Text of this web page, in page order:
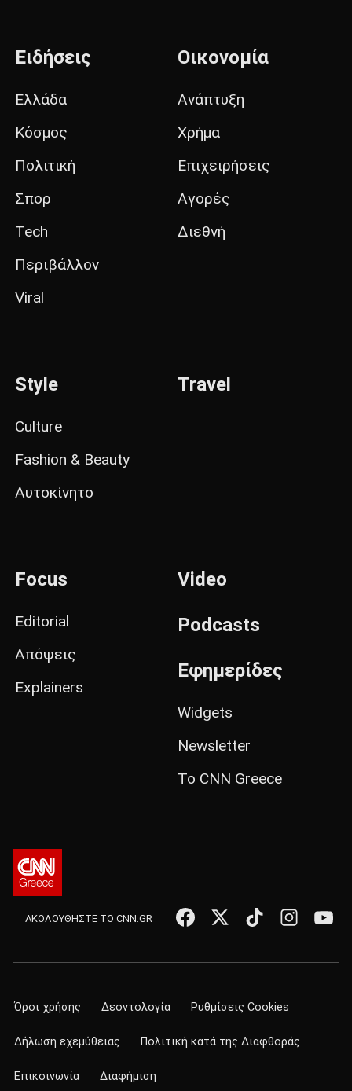
Ειδήσεις
Ελλάδα
Κόσμος
Πολιτική
Σπορ
Tech
Περιβάλλον
Viral
Οικονομία
Ανάπτυξη
Χρήμα
Επιχειρήσεις
Αγορές
Διεθνή
Style
Culture
Fashion & Beauty
Αυτοκίνητο
Travel
Focus
Editorial
Απόψεις
Explainers
Video
Podcasts
Εφημερίδες
Widgets
Newsletter
Το CNN Greece
ΑΚΟΛΟΥΘΗΣΤΕ ΤΟ CNN.GR
Όροι χρήσης Δεοντολογία Ρυθμίσεις Cookies
Δήλωση εχεμύθειας Πολιτική κατά της Διαφθοράς
Επικοινωνία Διαφήμιση